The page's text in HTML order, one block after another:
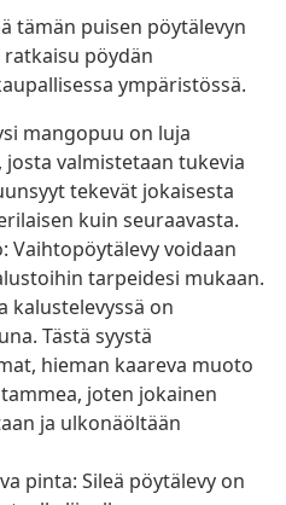
tämän puisen pöytälevyn
pöydän
ympäristössä.
mangopuu on luja
valmistetaan tukevia
tekevät jokaisesta
kuin seuraavasta.
Vaihtopöytälevy voidaan
tarpeidesi mukaan.
kalustelevyssä on
Tästä syystä
hieman kaareva muoto
joten jokainen
ja ulkonäöltään
pinta: Sileä pöytälevy on